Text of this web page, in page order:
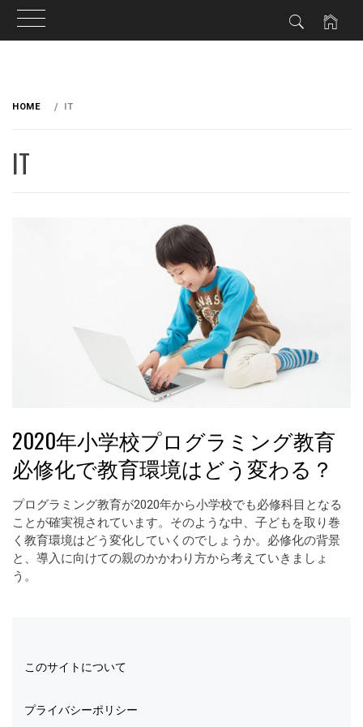
HOME IT
IT
2020年小学校プログラミング教育
必修化で教育環境はどう変わる？
プログラミング教育が2020年から小学校でも必修科目となる
ことが確実視されています。そのような中、子どもを取り巻
く教育環境はどう変化していくのでしょうか。必修化の背景
と、導入に向けての親のかかわり方から考えていきましょ
う。
このサイトについて
プライバシーポリシー